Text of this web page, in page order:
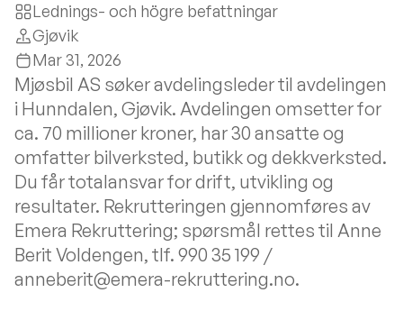
Lednings- och högre befattningar
Gjøvik
Mar 31, 2026
Mjøsbil AS søker avdelingsleder til avdelingen
i Hunndalen, Gjøvik. Avdelingen omsetter for
ca. 70 millioner kroner, har 30 ansatte og
omfatter bilverksted, butikk og dekkverksted.
Du får totalansvar for drift, utvikling og
resultater. Rekrutteringen gjennomføres av
Emera Rekruttering; spørsmål rettes til Anne
Berit Voldengen, tlf. 990 35 199 /
anneberit@emera-rekruttering.no.